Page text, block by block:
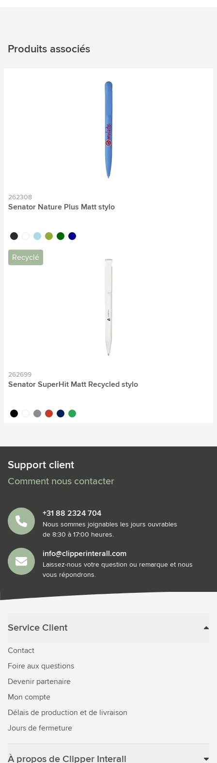
Produits associés
262308
Senator Nature Plus Matt stylo
noir blancbleu clair
lime vert foncébleu foncé
Recyclé
262699
Senator SuperHit Matt Recycled stylo
noir blancgris rougebleu foncé
vert foncé
Support client
Comment nous contacter
+31 88 2324 704
Nous sommes joignables les jours ouvrables
de 8:30 à 17:00 heures.
info@clipperinterall.com
Laissez-nous votre question ou remarque et nous
vous répondrons.
Service Client
Contact
Foire aux questions
Devenir partenaire
Mon compte
Délais de production et de livraison
Jours de fermeture
À propos de Clipper Interall